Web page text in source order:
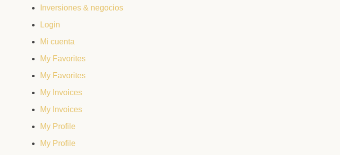
Inversiones & negocios
Login
Mi cuenta
My Favorites
My Favorites
My Invoices
My Invoices
My Profile
My Profile